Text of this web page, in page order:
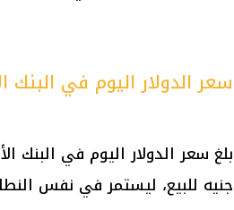
سعر الدولار اليوم في
جنيه للبيع، ليستمر في نفس